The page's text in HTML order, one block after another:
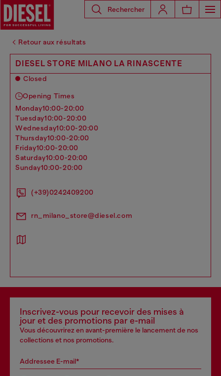
Rechercher
Retour aux résultats
DIESEL STORE MILANO LA RINASCENTE
Closed
Opening Times
monday10:00-20:00
tuesday10:00-20:00
wednesday10:00-20:00
thursday10:00-20:00
friday10:00-20:00
saturday10:00-20:00
sunday10:00-20:00
(+39)0242409200
rn_milano_store@diesel.com
Inscrivez-vous pour recevoir des mises à
jour et des promotions par e-mail
Vous découvrirez en avant-première le lancement de nos
collections et nos promotions.
Addressee E-mail*